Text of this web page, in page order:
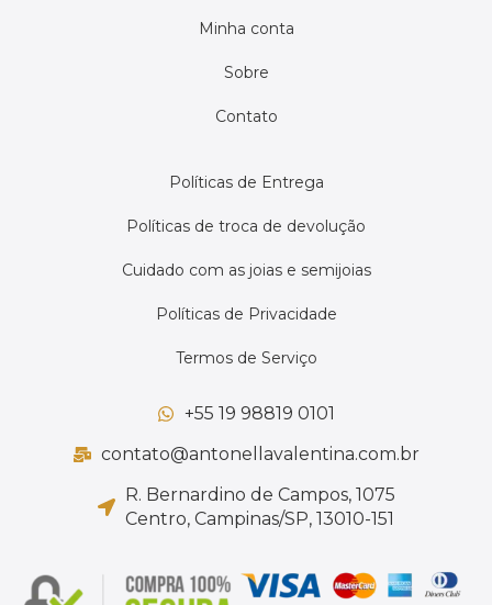
Minha conta
Sobre
Contato
Políticas de Entrega
Políticas de troca de devolução
Cuidado com as joias e semijoias
Políticas de Privacidade
Termos de Serviço
+55 19 98819 0101
contato@antonellavalentina.com.br
R. Bernardino de Campos, 1075
Centro, Campinas/SP, 13010-151